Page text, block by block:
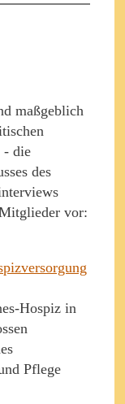
maßgeblich
­- die
des
vor:
Hospiz in
Pflege